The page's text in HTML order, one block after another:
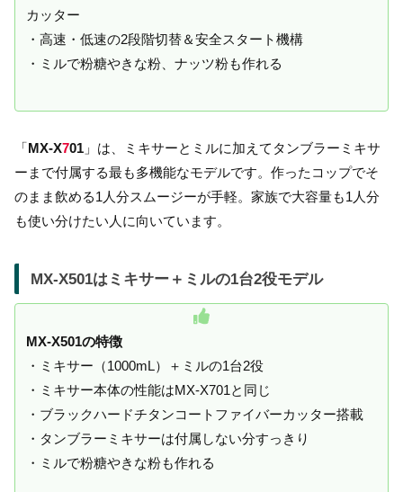
カッター
・高速・低速の2段階切替＆安全スタート機構
・ミルで粉糖やきな粉、ナッツ粉も作れる
「MX-X701 」は、ミキサーとミルに加えてタンブラーミキサ
ーまで付属する最も多機能なモデルです。作ったコップでそ
のまま飲める1人分スムージーが手軽。家族で大容量も1人分
も使い分けたい人に向いています。
MX-X501はミキサー＋ミルの1台2役モデル
MX-X501の特徴
・ミキサー（1000mL）＋ミルの1台2役
・ミキサー本体の性能はMX-X701と同じ
・ブラックハードチタンコートファイバーカッター搭載
・タンブラーミキサーは付属しない分すっきり
・ミルで粉糖やきな粉も作れる